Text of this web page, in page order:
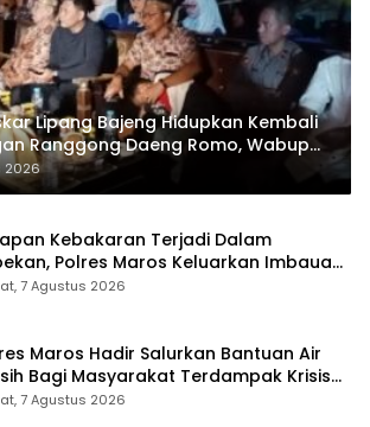
Lipang Bajeng Hidupkan Kembali
Ranggong Daeng Romo, Wabup
Bahwa Sejarah Adalah Warisan
2026
Kebakaran Terjadi Dalam
Polres Maros Keluarkan Imbauan
Masyarakat
7 Agustus 2026
Maros Hadir Salurkan Bantuan Air
Bagi Masyarakat Terdampak Krisis
Di Maros
7 Agustus 2026